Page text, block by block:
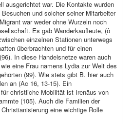
ausgerichtet war. Die Kontakte wurden
und solcher seiner Mitarbeiter
war weder ohne Wurzeln noch
Es gab Wanderkaufleute, (ὁ
einzelnen Stationen unterwegs
überbrachten und für einen
In diese Handelsnetze waren auch
eine Frau namens Lydia zur Welt des
(99). Wie stets gibt B. hier auch
an (Ac 16, 13-15). Ein
christliche Mobilität ist Irenäus von
(105). Auch die Familien der
eine wichtige Rolle